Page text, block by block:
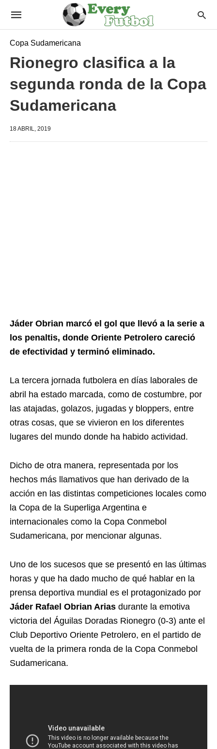
Copa Sudamericana
Rionegro clasifica a la
segunda ronda de la Copa
Sudamericana
18 ABRIL, 2019
Jáder Obrian marcó el gol que llevó a la serie a
los penaltis, donde Oriente Petrolero careció
de efectividad y terminó eliminado.
La tercera jornada futbolera en días laborales de
abril ha estado marcada, como de costumbre, por
las atajadas, golazos, jugadas y bloppers, entre
otras cosas, que se vivieron en los diferentes
lugares del mundo donde ha habido actividad.
Dicho de otra manera, representada por los
hechos más llamativos que han derivado de la
acción en las distintas competiciones locales como
la Copa de la Superliga Argentina e
internacionales como la Copa Conmebol
Sudamericana, por mencionar algunas.
Uno de los sucesos que se presentó en las últimas
horas y que ha dado mucho de qué hablar en la
prensa deportiva mundial es el protagonizado por
Jáder Rafael Obrian Arias durante la emotiva
victoria del Águilas Doradas Rionegro (0-3) ante el
Club Deportivo Oriente Petrolero, en el partido de
vuelta de la primera ronda de la Copa Conmebol
Sudamericana.